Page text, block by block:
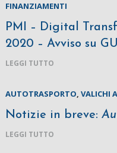
FINANZIAMENTI
PMI – Digital
2020 – Avviso su
LEGGI TUTTO
AUTOTRASPORTO,VALICHI
Notizie in breve:
LEGGI TUTTO